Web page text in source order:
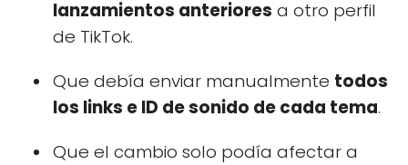
lanzamientos anteriores a otro perfil
de TikTok.
Que debía enviar manualmente todos
los links e ID de sonido de cada tema.
Que el cambio solo podía afectar a